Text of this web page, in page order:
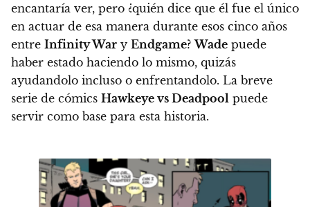
encantaría ver, pero ¿quién dice que él fue el único
en actuar de esa manera durante esos cinco años
entre Infinity War y Endgame?Wade puede
haber estado haciendo lo mismo, quizás
ayudandolo incluso o enfrentandolo. La breve
serie de cómics Hawkeye vs Deadpool puede
servir como base para esta historia.